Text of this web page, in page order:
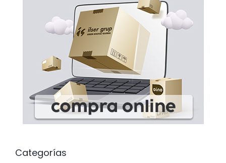
Categorías